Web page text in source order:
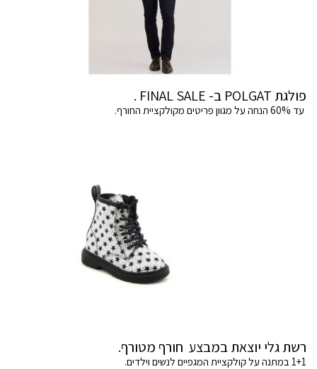
פולגת POLGAT ב- FINAL SALE .
עד 60% הנחה על מגוון פריטים מקולקציית החורף.
רשת גלי יוצאת במבצע חורף מטורף.
1+1 במתנה על קולקציית המגפיים לנשים וילדים.